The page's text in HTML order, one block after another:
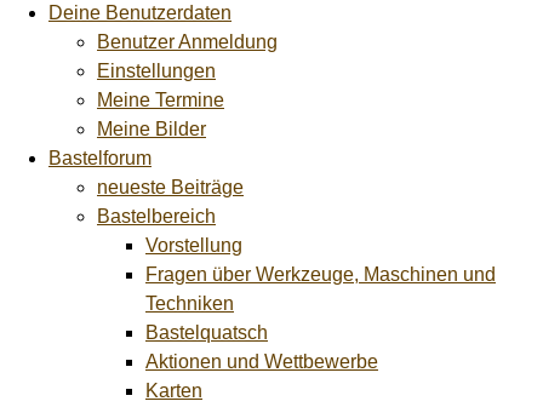
Deine Benutzerdaten
Benutzer Anmeldung
Einstellungen
Meine Termine
Meine Bilder
Bastelforum
neueste Beiträge
Bastelbereich
Vorstellung
Fragen über Werkzeuge, Maschinen und
Techniken
Bastelquatsch
Aktionen und Wettbewerbe
Karten